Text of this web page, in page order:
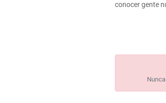
conocer gente